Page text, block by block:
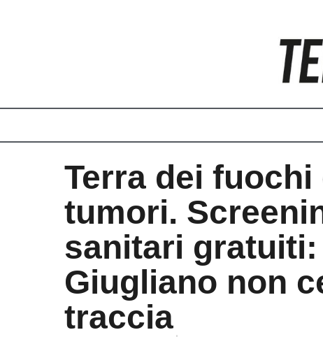
Terra dei fuochi
tumori.
sanitari gratuiti:
Giugliano non
traccia